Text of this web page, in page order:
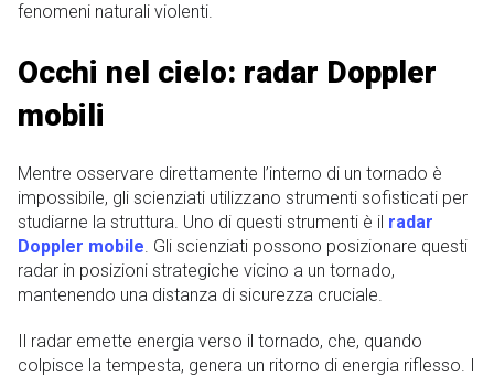
fenomeni naturali violenti.
Occhi nel cielo: radar Doppler
mobili
Mentre osservare direttamente l’interno di un tornado è
impossibile, gli scienziati utilizzano strumenti sofisticati per
studiarne la struttura. Uno di questi strumenti è il radar
Doppler mobile. Gli scienziati possono posizionare questi
radar in posizioni strategiche vicino a un tornado,
mantenendo una distanza di sicurezza cruciale.
Il radar emette energia verso il tornado, che, quando
colpisce la tempesta, genera un ritorno di energia riflesso. I